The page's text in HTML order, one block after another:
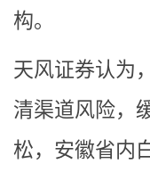
构。
天风证券认为
清渠道风险，
松，安徽省内